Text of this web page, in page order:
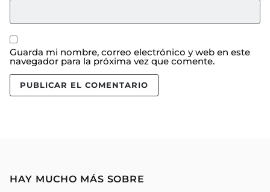
Guarda mi nombre, correo electrónico y web en este
navegador para la próxima vez que comente.
HAY MUCHO MÁS SOBRE